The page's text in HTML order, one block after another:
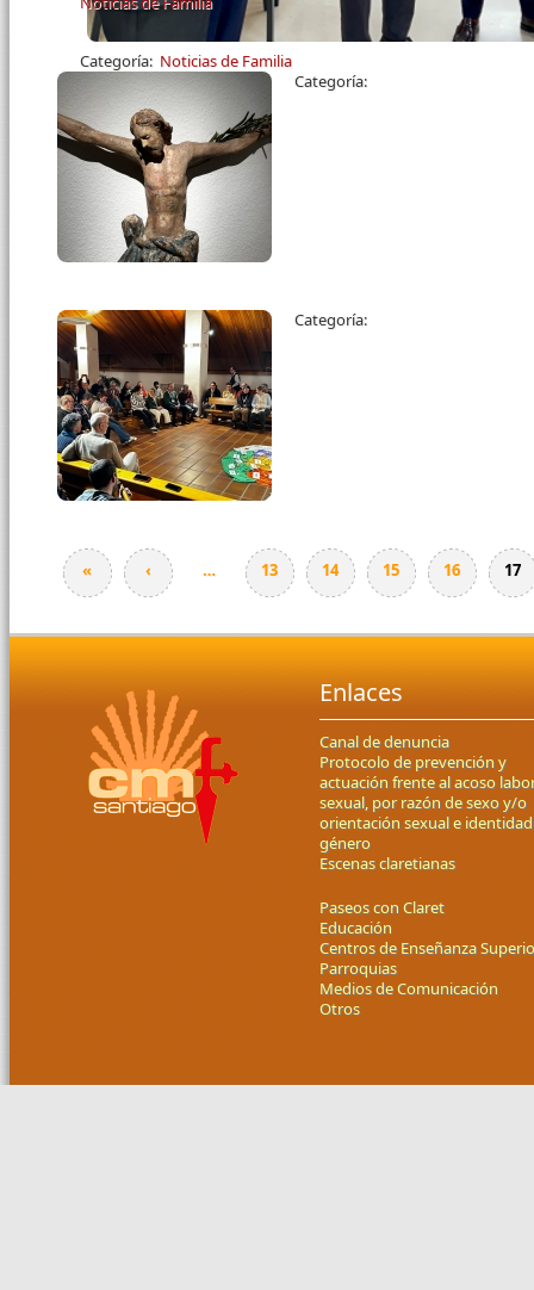
Categoría: Noticias de Familia
Categoría:
Categoría:
« ‹ … 13 14 15 16 17
Enlaces
Canal de denuncia
Protocolo de prevención y
actuación frente al acoso
sexual, por razón de sexo y/o
orientación sexual e
género
Escenas claretianas
Paseos con Claret
Educación
Centros de Enseñanza
Parroquias
Medios de Comunicación
Otros